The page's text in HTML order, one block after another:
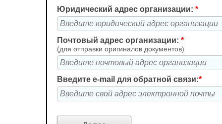
Юридический адрес организации: *
Почтовый адрес организации: *
(для отправки оригиналов документов)
Введите e-mail для обратной связи:*